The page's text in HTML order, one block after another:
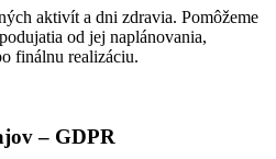
aktivít a dni zdravia. Pomôžeme
od jej naplánovania,
finálnu realizáciu.
– GDPR